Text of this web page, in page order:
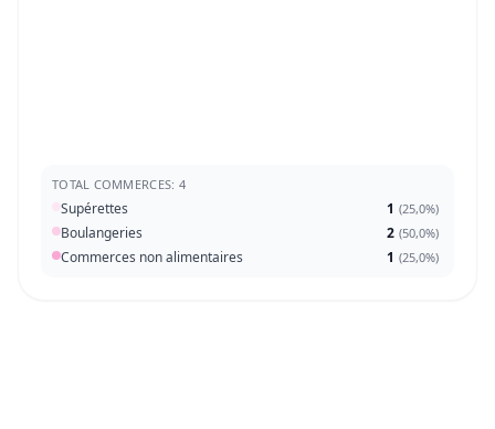
TOTAL COMMERCES: 4
Supérettes 1 (25,0%)
Boulangeries 2 (50,0%)
Commerces non alimentaires 1 (25,0%)